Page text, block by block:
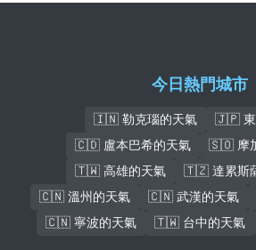
今日熱門城市
🇮🇳 勒克瑙的天氣
🇯🇵 東
🇨🇩 盧本巴希的天氣
🇸🇴 摩
🇹🇼 高雄的天氣
🇹🇿 達累斯
🇨🇳 溫州的天氣
🇨🇳 武漢的天氣
🇨🇳 寧波的天氣
🇹🇼 台中的天氣